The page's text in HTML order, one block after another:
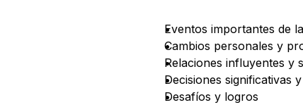
Eventos importantes de
Cambios personales y
Relaciones influyentes y
Decisiones significativas
Desafíos y logros